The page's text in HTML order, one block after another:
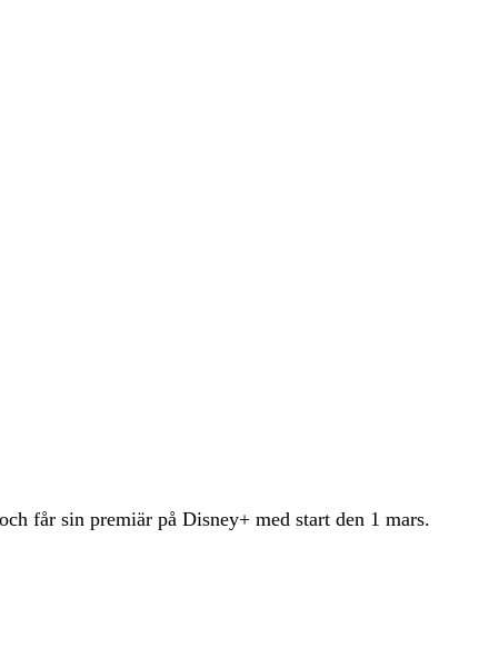
får sin premiär på Disney+ med start den 1 mars.